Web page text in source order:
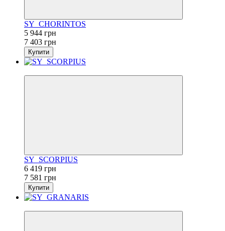
SY_CHORINTOS
5 944 грн
7 403 грн
Купити
SY_SCORPIUS
6 419 грн
7 581 грн
Купити